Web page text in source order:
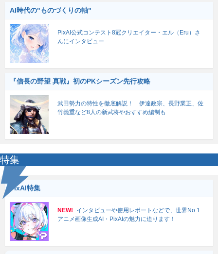
AI時代の"ものづくりの軸"
PixAI公式コンテスト8冠クリエイター・エル（Eru）さ
んにインタビュー
『信長の野望 真戦』初のPKシーズン先行攻略
武田勢力の特性を徹底解説！ 伊達政宗、長野業正、佐
竹義重など8人の新武将やおすすめ編制も
特集
PixAI特集
NEW!
インタビューや使用レポートなどで、世界No.1
アニメ画像生成AI・PixAIの魅力に迫ります！